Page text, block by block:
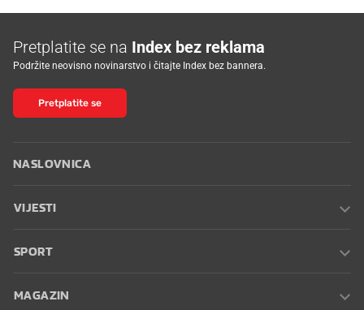
Pretplatite se na Index bez reklama
Podržite neovisno novinarstvo i čitajte Index bez bannera.
Pretplatite se
NASLOVNICA
VIJESTI
SPORT
MAGAZIN